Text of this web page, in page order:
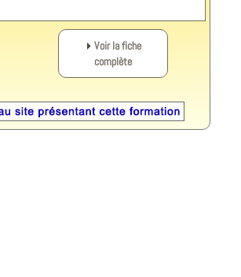
Voir la fiche
complète